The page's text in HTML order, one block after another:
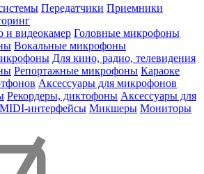
Передатчики Приемники
и видеокамер Головные микрофоны
Вокальные микрофоны
Для кино, радио, телевидения
Репортажные микрофоны Караоке
Аксессуары для микрофонов
Рекордеры, диктофоны Аксессуары для
интерфейсы Микшеры Мониторы